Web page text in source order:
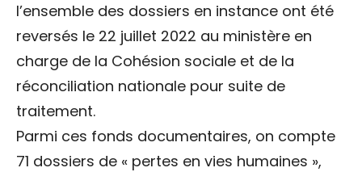
l’ensemble des dossiers en instance ont été
reversés le 22 juillet 2022 au ministère en
charge de la Cohésion sociale et de la
réconciliation nationale pour suite de
traitement.
Parmi ces fonds documentaires, on compte
71 dossiers de « pertes en vies humaines »,